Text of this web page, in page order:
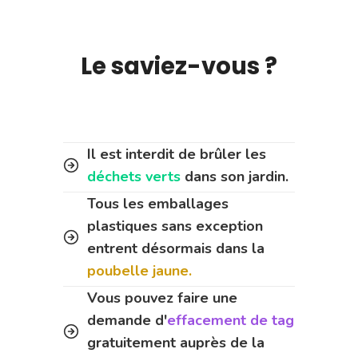
Le saviez-vous ?
Il est interdit de brûler les
déchets verts dans son jardin.
Tous les emballages
plastiques sans exception
entrent désormais dans la
poubelle jaune.
Vous pouvez faire une
demande d'effacement de tag
gratuitement auprès de la